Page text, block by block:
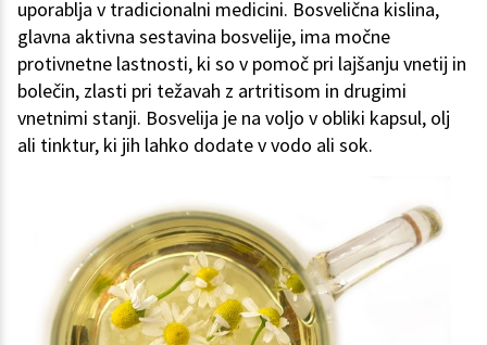
uporablja v tradicionalni medicini. Bosvelična kislina,
glavna aktivna sestavina bosvelije, ima močne
protivnetne lastnosti, ki so v pomoč pri lajšanju vnetij in
bolečin, zlasti pri težavah z artritisom in drugimi
vnetnimi stanji. Bosvelija je na voljo v obliki kapsul, olj
ali tinktur, ki jih lahko dodate v vodo ali sok.